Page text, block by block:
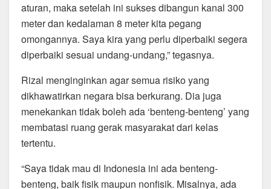
aturan, maka setelah ini sukses dibangun kanal 300
meter dan kedalaman 8 meter kita pegang
omongannya. Saya kira yang perlu diperbaiki segera
diperbaiki sesuai undang-undang,” tegasnya.
Rizal menginginkan agar semua risiko yang
dikhawatirkan negara bisa berkurang. Dia juga
menekankan tidak boleh ada ‘benteng-benteng’ yang
membatasi ruang gerak masyarakat dari kelas
tertentu.
“Saya tidak mau di Indonesia ini ada benteng-
benteng, baik fisik maupun nonfisik. Misalnya, ada